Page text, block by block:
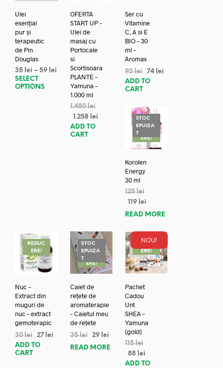
Ulei
esențial
pur și
terapeutic
de Pin
Douglas
35 lei – 59 lei
SELECT
OPTIONS
OFERTA
START UP –
Ulei de
masaj cu
Portocale
si
Scortisoara
PLANTE –
Yamuna –
1.000 ml
1.480lei
1.258 lei
ADD TO
CART
Ser cu
Vitamine
C, A si E
BIO – 30
ml –
Aromax
93lei 74 lei
ADD TO
CART
STOC
EPUIZA
TREDUC
ERE!
Korolen
Energy
30 ml
125lei
119 lei
READ MORE
REDUC
ERE!
Nuc –
Extract din
muguri de
nuc – extract
gemoterapic
30lei 27 lei
ADD TO
CART
STOC
EPUIZA
TREDUC
ERE!
Caiet de
rețete de
aromaterapie
– Caietul meu
de rețete
35lei 29 lei
READ MORE
NOU!
REDUC
ERE!
Pachet
Cadou
Unt
SHEA –
Yamuna
(gold)
115lei
88 lei
ADD TO